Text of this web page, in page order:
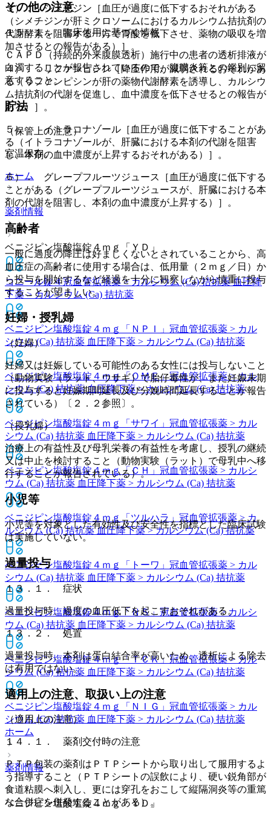
その他の注意
１５．１． 臨床使用に基づく情報
ＣＡＰＤ（持続的外来腹膜透析）施行中の患者の透析排液が
白濁することが報告されているので、腹膜炎等との鑑別に留
意すること。
貯法
（保管上の注意）
室温保存。
ホーム
薬剤情報
ベニジピン塩酸塩錠４ｍｇ「ＹＤ」
コニール錠４冠血管拡張薬 > カルシウム (Ca) 拮抗薬 血圧降
下薬 > カルシウム (Ca) 拮抗薬
ベニジピン塩酸塩錠４ｍｇ「ＮＰＩ」 冠血管拡張薬 > カル
シウム (Ca) 拮抗薬 血圧降下薬 > カルシウム (Ca) 拮抗薬
ベニジピン塩酸塩錠４ｍｇ「ＯＭＥ」冠血管拡張薬 > カル
シウム (Ca) 拮抗薬 血圧降下薬 > カルシウム (Ca) 拮抗薬
ベニジピン塩酸塩錠４ｍｇ「サワイ」 冠血管拡張薬 > カル
シウム (Ca) 拮抗薬 血圧降下薬 > カルシウム (Ca) 拮抗薬
ベニジピン塩酸塩錠４ｍｇ「ＣＨ」 冠血管拡張薬 > カルシ
ウム (Ca) 拮抗薬 血圧降下薬 > カルシウム (Ca) 拮抗薬
ベニジピン塩酸塩錠４ｍｇ「ツルハラ」 冠血管拡張薬 > カ
ルシウム (Ca) 拮抗薬 血圧降下薬 > カルシウム (Ca) 拮抗薬
ベニジピン塩酸塩錠４ｍｇ「トーワ」 冠血管拡張薬 > カル
シウム (Ca) 拮抗薬 血圧降下薬 > カルシウム (Ca) 拮抗薬
ベニジピン塩酸塩錠４ｍｇ「ＮＳ」冠血管拡張薬 > カルシ
ウム (Ca) 拮抗薬 血圧降下薬 > カルシウム (Ca) 拮抗薬
ベニジピン塩酸塩錠４ｍｇ「ＴＣＫ」冠血管拡張薬 > カル
シウム (Ca) 拮抗薬 血圧降下薬 > カルシウム (Ca) 拮抗薬
ベニジピン塩酸塩錠４ｍｇ「ＮＩＧ」 冠血管拡張薬 > カル
シウム (Ca) 拮抗薬 血圧降下薬 > カルシウム (Ca) 拮抗薬
ホーム
薬剤情報
ベニジピン塩酸塩錠４ｍｇ「ＹＤ」
３）． シメチジン［血圧が過度に低下するおそれがある
（シメチジンが肝ミクロソームにおけるカルシウム拮抗剤の
代謝酵素を阻害する一方で胃酸を低下させ、薬物の吸収を増
加させるとの報告がある）］。
４）． リファンピシン［降圧作用が減弱されるおそれがあ
る（リファンピシンが肝の薬物代謝酵素を誘導し、カルシウ
ム拮抗剤の代謝を促進し、血中濃度を低下させるとの報告が
ある）］。
５）． イトラコナゾール［血圧が過度に低下することがあ
る（イトラコナゾールが、肝臓における本剤の代謝を阻害
し、本剤の血中濃度が上昇するおそれがある）］。
６）． グレープフルーツジュース［血圧が過度に低下する
ことがある（グレープフルーツジュースが、肝臓における本
剤の代謝を阻害し、本剤の血中濃度が上昇する）］。
高齢者
一般に過度の降圧は好ましくないとされていることから、高
血圧症の高齢者に使用する場合は、低用量（２ｍｇ／日）か
ら投与を開始するなど経過を十分に観察しながら慎重に投与
することが望ましい。
妊婦・授乳婦
（妊婦）
妊婦又は妊娠している可能性のある女性には投与しないこと
（動物実験（ラット、ウサギ）で胎仔毒性が、また妊娠末期
に投与すると妊娠期間延長及び分娩時間延長することが報告
されている）〔２．２参照〕。
（授乳婦）
治療上の有益性及び母乳栄養の有益性を考慮し、授乳の継続
又は中止を検討すること（動物実験（ラット）で母乳中へ移
行することが報告されている）。
小児等
小児等を対象とした有効性及び安全性を指標とした臨床試験
は実施していない。
過量投与
１３．１． 症状
過量投与時、過度の血圧低下を起こすおそれがある。
１３．２． 処置
過量投与時、本剤は蛋白結合率が高いため、透析による除去
は有用ではない。
適用上の注意、取扱い上の注意
（適用上の注意）
１４．１． 薬剤交付時の注意
ＰＴＰ包装の薬剤はＰＴＰシートから取り出して服用するよ
う指導すること（ＰＴＰシートの誤飲により、硬い鋭角部が
食道粘膜へ刺入し、更には穿孔をおこして縦隔洞炎等の重篤
な合併症を併発することがある）。